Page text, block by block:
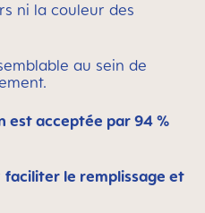
ni la couleur des
au sein de
est acceptée par 94 %
faciliter le remplissage et